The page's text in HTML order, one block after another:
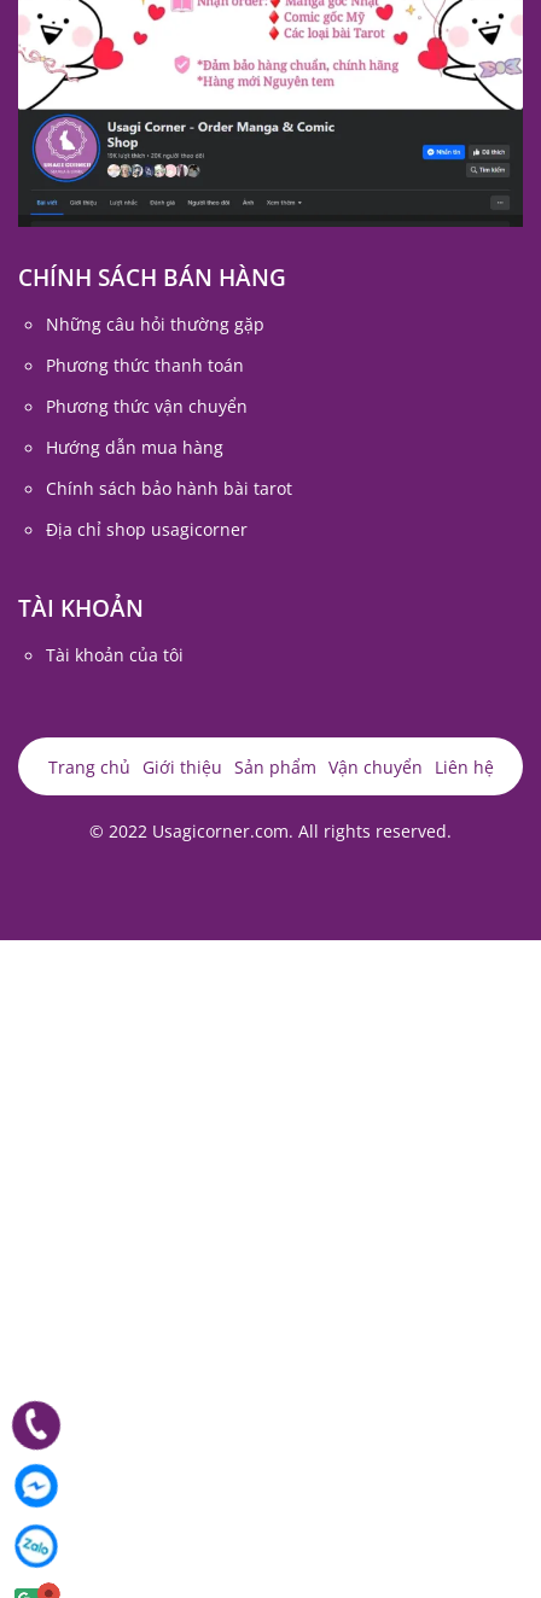
CHÍNH SÁCH BÁN HÀNG
Những câu hỏi thường gặp
Phương thức thanh toán
Phương thức vận chuyển
Hướng dẫn mua hàng
Chính sách bảo hành bài tarot
Địa chỉ shop usagicorner
TÀI KHOẢN
Tài khoản của tôi
Trang chủ Giới thiệu Sản phẩm Vận chuyển Liên hệ
© 2022 Usagicorner.com. All rights reserved.